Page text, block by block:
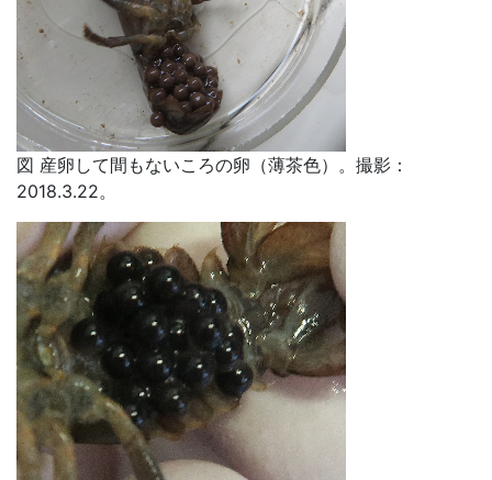
図 産卵して間もないころの卵（薄茶色）。撮影：
2018.3.22。